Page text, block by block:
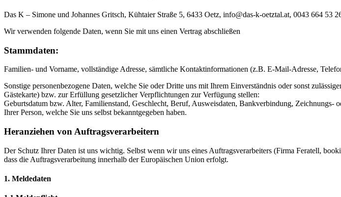
Das K – Simone und Johannes Gritsch, Kühtaier Straße 5, 6433 Oetz, info@das-k-oetztal.at, 0043 664 53
Wir verwenden folgende Daten, wenn Sie mit uns einen Vertrag abschließen
Stammdaten:
Familien- und Vorname, vollständige Adresse, sämtliche Kontaktinformationen (z.B. E-Mail-Adresse,
Sonstige personenbezogene Daten, welche Sie oder Dritte uns mit Ihrem Einverständnis oder sonst
Gästekarte) bzw. zur Erfüllung gesetzlicher Verpflichtungen zur Verfügung stellen:
Geburtsdatum bzw. Alter, Familienstand, Geschlecht, Beruf, Ausweisdaten, Bankverbindung,
Ihrer Person, welche Sie uns selbst bekanntgegeben haben.
Heranziehen von Auftragsverarbeitern
Der Schutz Ihrer Daten ist uns wichtig. Selbst wenn wir uns eines Auftragsverarbeiters (Firma Feratell,
dass die Auftragsverarbeitung innerhalb der Europäischen Union erfolgt.
1. Meldedaten